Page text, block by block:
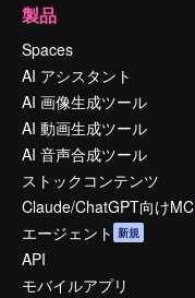
製品
Spaces
AI アシスタント
AI 画像生成ツール
AI 動画生成ツール
AI 音声合成ツール
ストックコンテンツ
Claude/ChatGPT向け
エージェント 新規
API
モバイルアプリ